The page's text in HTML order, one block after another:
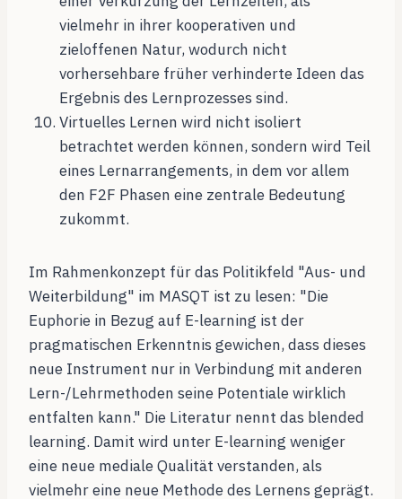
vielmehr in ihrer kooperativen und
zieloffenen Natur, wodurch nicht
vorhersehbare früher verhinderte Ideen das
Ergebnis des Lernprozesses sind.
Virtuelles Lernen wird nicht isoliert
betrachtet werden können, sondern wird Teil
eines Lernarrangements, in dem vor allem
den F2F Phasen eine zentrale Bedeutung
zukommt.
Im Rahmenkonzept für das Politikfeld "Aus- und
Weiterbildung" im MASQT ist zu lesen: "Die
Euphorie in Bezug auf E-learning ist der
pragmatischen Erkenntnis gewichen, dass dieses
neue Instrument nur in Verbindung mit anderen
Lern-/Lehrmethoden seine Potentiale wirklich
entfalten kann." Die Literatur nennt das blended
learning. Damit wird unter E-learning weniger
eine neue mediale Qualität verstanden, als
vielmehr eine neue Methode des Lernens geprägt.